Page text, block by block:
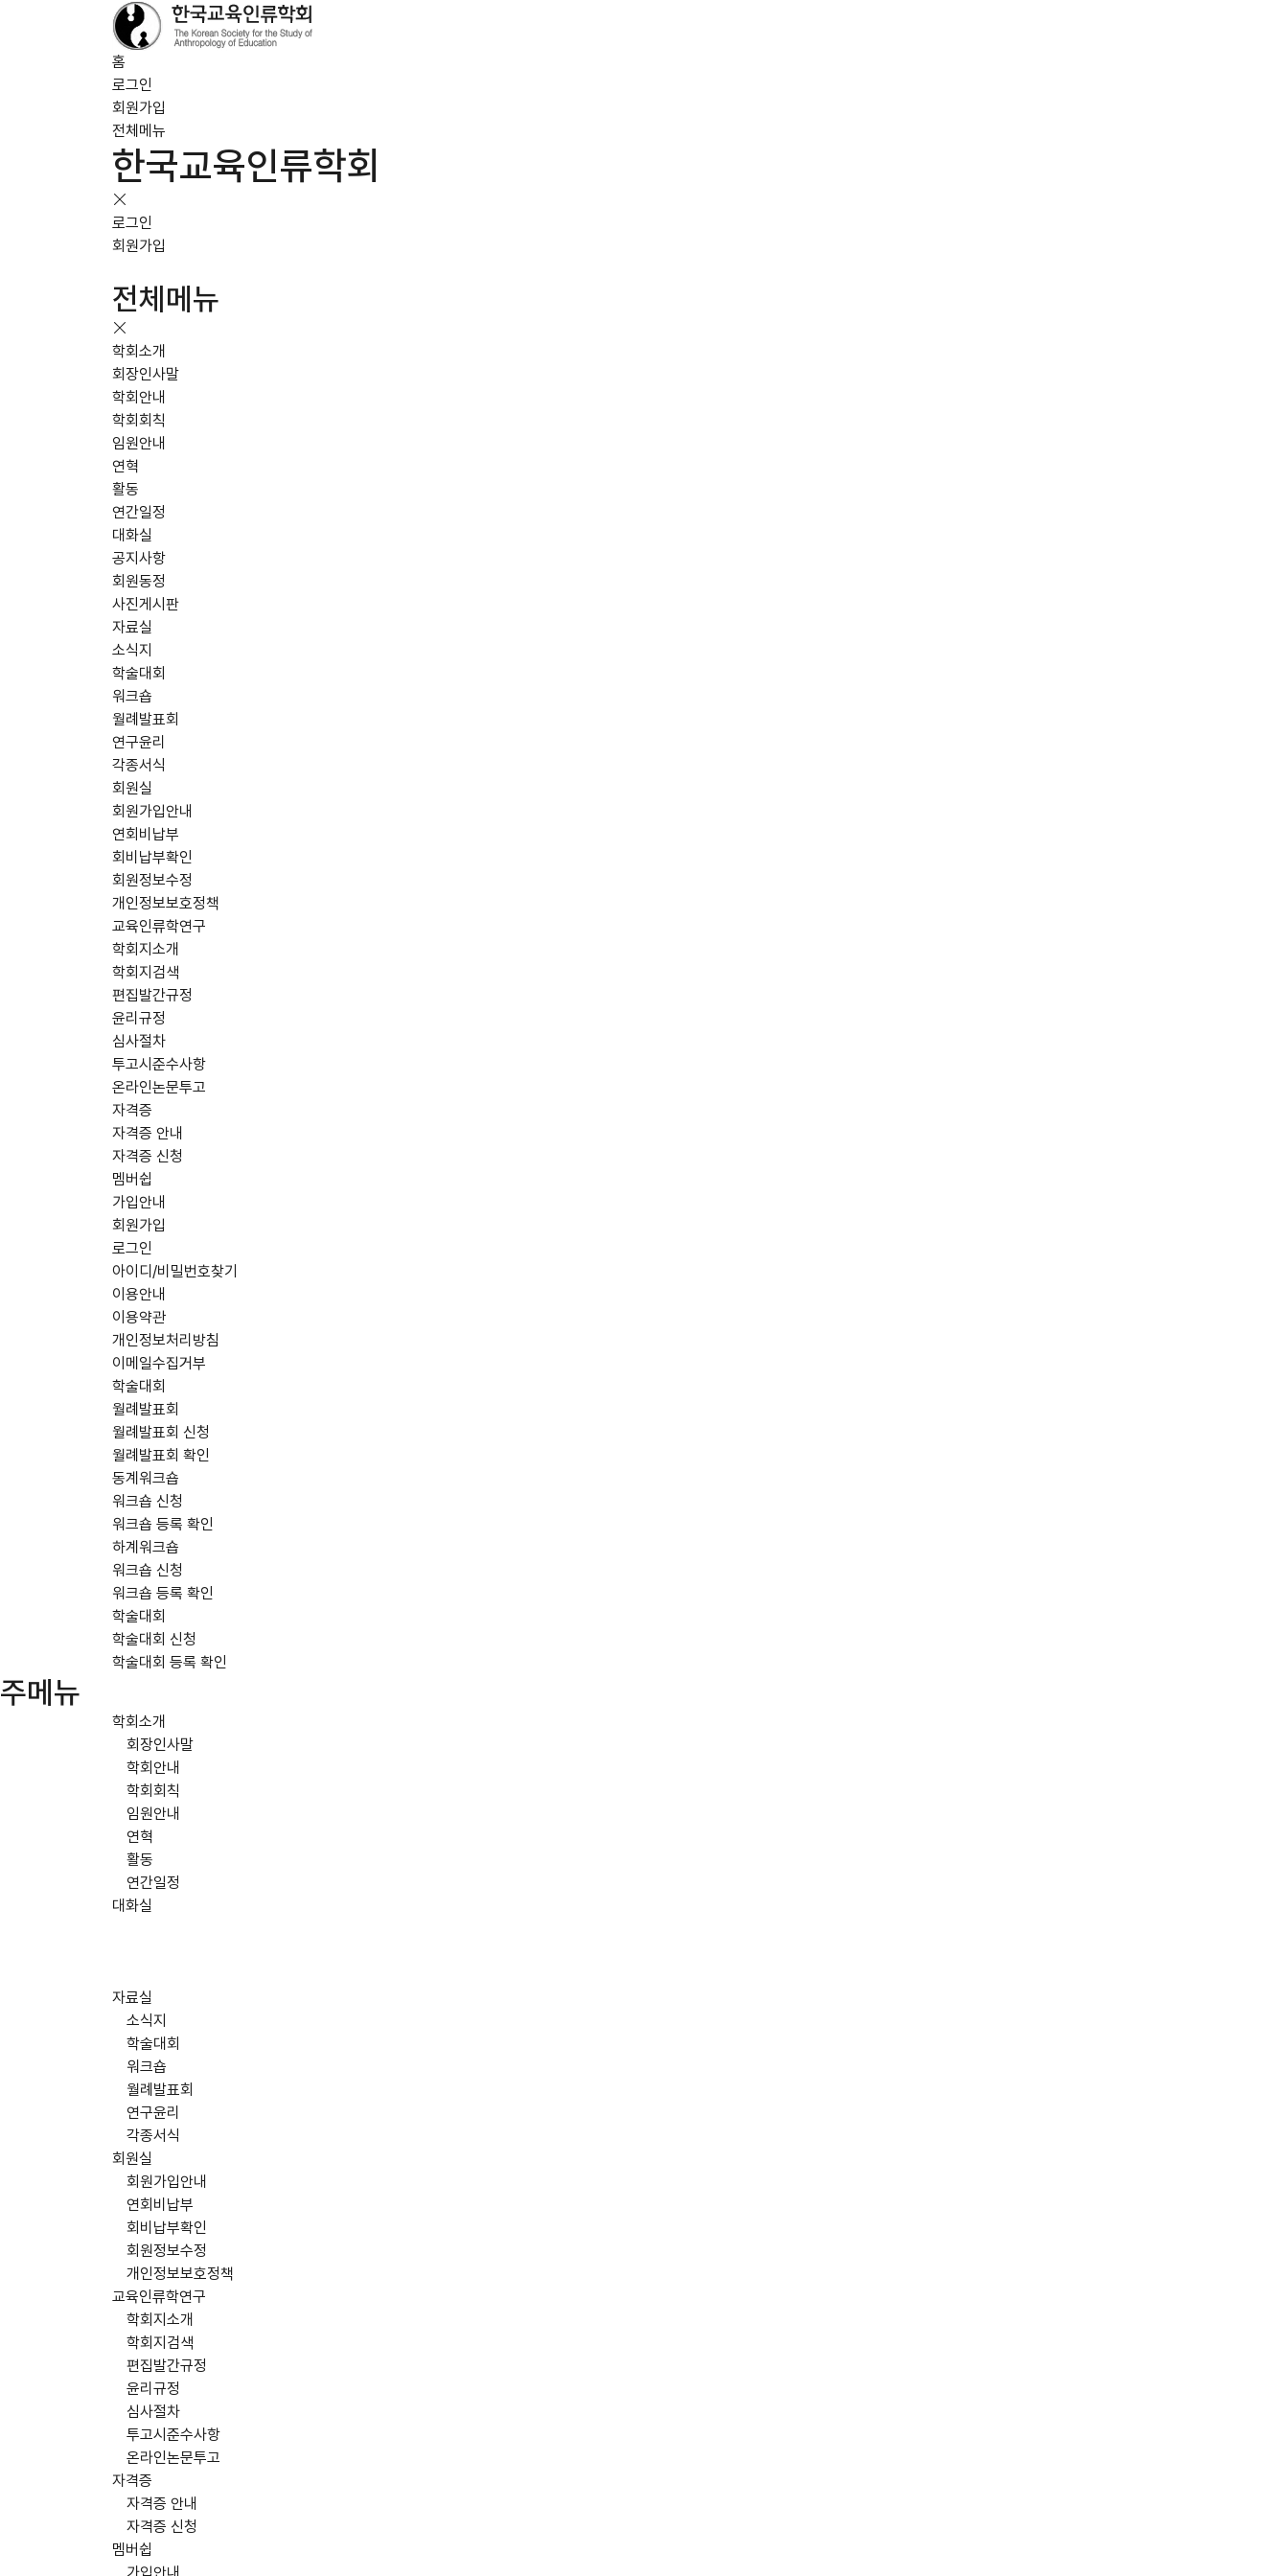
홈
로그인
회원가입
전체메뉴
한국교육인류학회
로그인
회원가입
전체메뉴
학회소개
회장인사말
학회안내
학회회칙
임원안내
연혁
활동
연간일정
대화실
공지사항
회원동정
사진게시판
자료실
소식지
학술대회
워크숍
월례발표회
연구윤리
각종서식
회원실
회원가입안내
연회비납부
회비납부확인
회원정보수정
개인정보보호정책
교육인류학연구
학회지소개
학회지검색
편집발간규정
윤리규정
심사절차
투고시준수사항
온라인논문투고
자격증
자격증 안내
자격증 신청
멤버쉽
가입안내
회원가입
로그인
아이디/비밀번호찾기
이용안내
이용약관
개인정보처리방침
이메일수집거부
학술대회
월례발표회
월례발표회 신청
월례발표회 확인
동계워크숍
워크숍 신청
워크숍 등록 확인
하계워크숍
워크숍 신청
워크숍 등록 확인
학술대회
학술대회 신청
학술대회 등록 확인
주메뉴
학회소개
회장인사말
학회안내
학회회칙
임원안내
연혁
활동
연간일정
대화실
자료실
소식지
학술대회
워크숍
월례발표회
연구윤리
각종서식
회원실
회원가입안내
연회비납부
회비납부확인
회원정보수정
개인정보보호정책
교육인류학연구
학회지소개
학회지검색
편집발간규정
윤리규정
심사절차
투고시준수사항
온라인논문투고
자격증
자격증 안내
자격증 신청
멤버쉽